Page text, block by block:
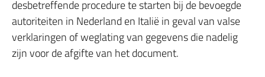
desbetreffende procedure te starten bij de bevoegde
autoriteiten in Nederland en Italië in geval van valse
verklaringen of weglating van gegevens die nadelig
zijn voor de afgifte van het document.